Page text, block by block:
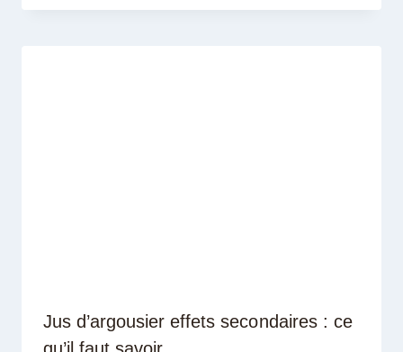
Jus d’argousier effets secondaires : ce